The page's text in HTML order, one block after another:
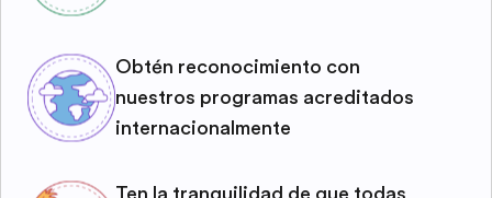
Obtén reconocimiento con
nuestros programas acreditados
internacionalmente
Ten la tranquilidad de que todas